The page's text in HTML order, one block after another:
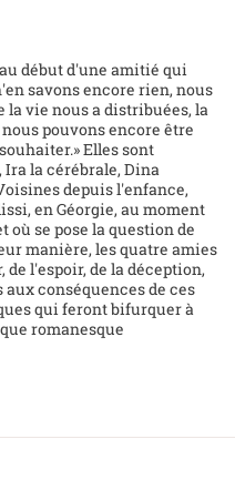
début d'une amitié qui
savons encore rien, nous
la vie nous a distribuées, la
pouvons encore être
Elles sont
la cérébrale, Dina
depuis l'enfance,
en Géorgie, au moment
se pose la question de
manière, les quatre amies
l'espoir, de la déception,
conséquences de ces
qui feront bifurquer à
romanesque